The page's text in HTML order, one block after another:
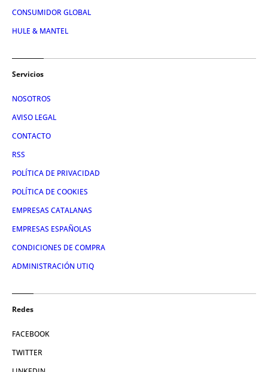
CONSUMIDOR GLOBAL
HULE & MANTEL
Servicios
NOSOTROS
AVISO LEGAL
CONTACTO
RSS
POLÍTICA DE PRIVACIDAD
POLÍTICA DE COOKIES
EMPRESAS CATALANAS
EMPRESAS ESPAÑOLAS
CONDICIONES DE COMPRA
ADMINISTRACIÓN UTIQ
Redes
FACEBOOK
TWITTER